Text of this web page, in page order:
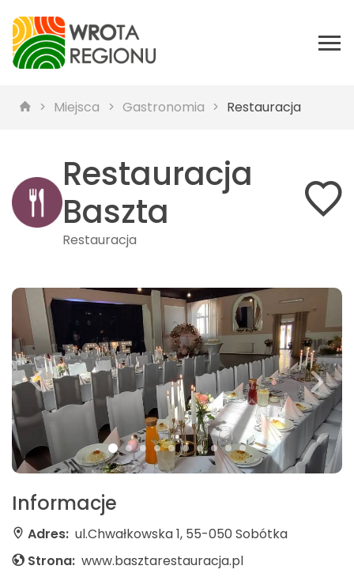
Miejsca Gastronomia Restauracja
Restauracja
Baszta
Restauracja
Informacje
Adres: ul.Chwałkowska 1, 55-050 Sobótka
Strona: www.basztarestauracja.pl